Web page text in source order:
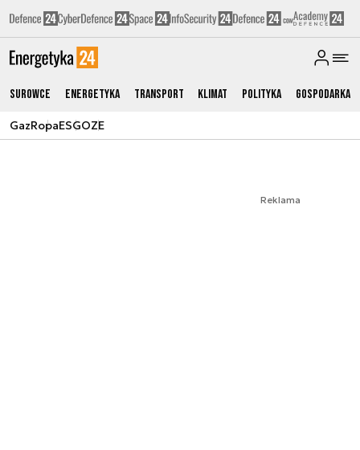
Surowce Energetyka Transport Klimat Polityka Gospodarka
GazRopaESGOZE
Reklama